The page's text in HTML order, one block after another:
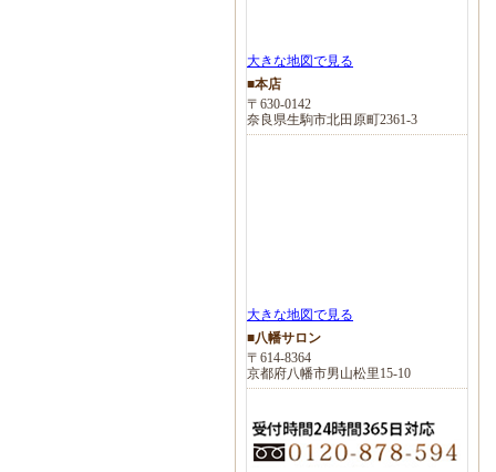
大きな地図で見る
■本店
〒630-0142
奈良県生駒市北田原町2361-3
大きな地図で見る
■八幡サロン
〒614-8364
京都府八幡市男山松里15-10